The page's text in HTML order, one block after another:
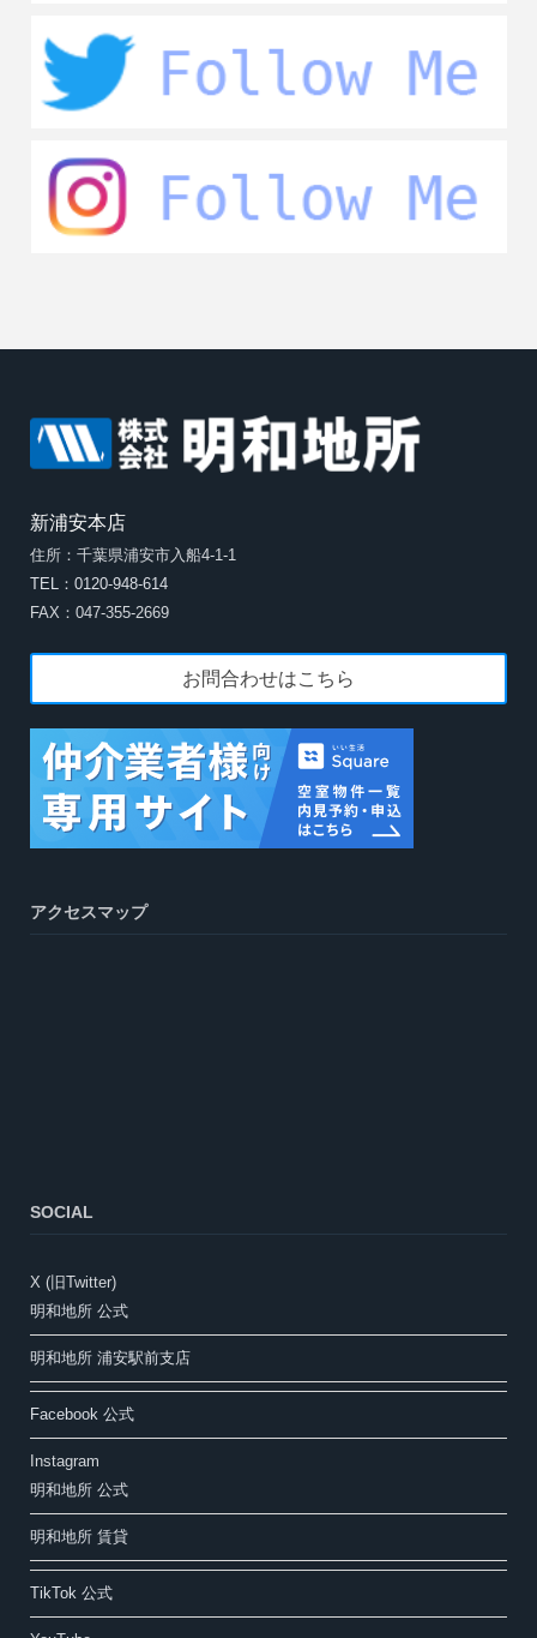
新浦安本店
住所：千葉県浦安市入船4-1-1
TEL：0120-948-614
FAX：047-355-2669
お問合わせはこちら
アクセスマップ
SOCIAL
X (旧Twitter)
明和地所 公式
明和地所 浦安駅前支店
Facebook 公式
Instagram
明和地所 公式
明和地所 賃貸
TikTok 公式